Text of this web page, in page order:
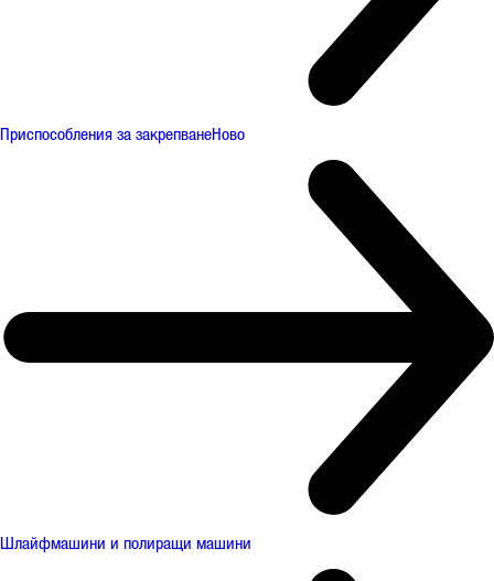
Приспособления за закрепванеНово
Шлайфмашини и полиращи машини